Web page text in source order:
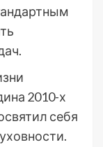
2010-х
себя